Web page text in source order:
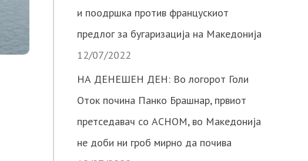
и поодршка против францускиот
предлог за бугаризација на Македонија
12/07/2022
НА ДЕНЕШЕН ДЕН: Во логорот Голи
Оток почина Панко Брашнар, првиот
претседавач со АСНОМ, во Македонија
не доби ни гроб мирно да почива